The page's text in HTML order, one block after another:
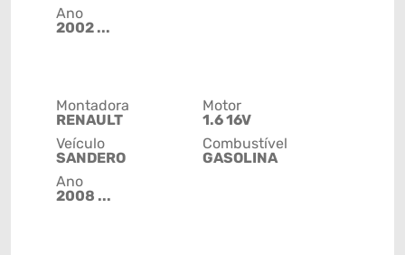
Ano
2002 ...
Montadora
RENAULT
Veículo
SANDERO
Ano
2008 ...
Motor
1.6 16V
Combustível
GASOLINA